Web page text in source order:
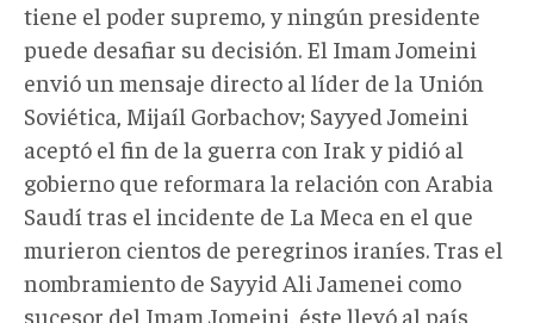
tiene el poder supremo, y ningún presidente
puede desafiar su decisión. El Imam Jomeini
envió un mensaje directo al líder de la Unión
Soviética, Mijaíl Gorbachov; Sayyed Jomeini
aceptó el fin de la guerra con Irak y pidió al
gobierno que reformara la relación con Arabia
Saudí tras el incidente de La Meca en el que
murieron cientos de peregrinos iraníes. Tras el
nombramiento de Sayyid Ali Jamenei como
sucesor del Imam Jomeini, éste llevó al país